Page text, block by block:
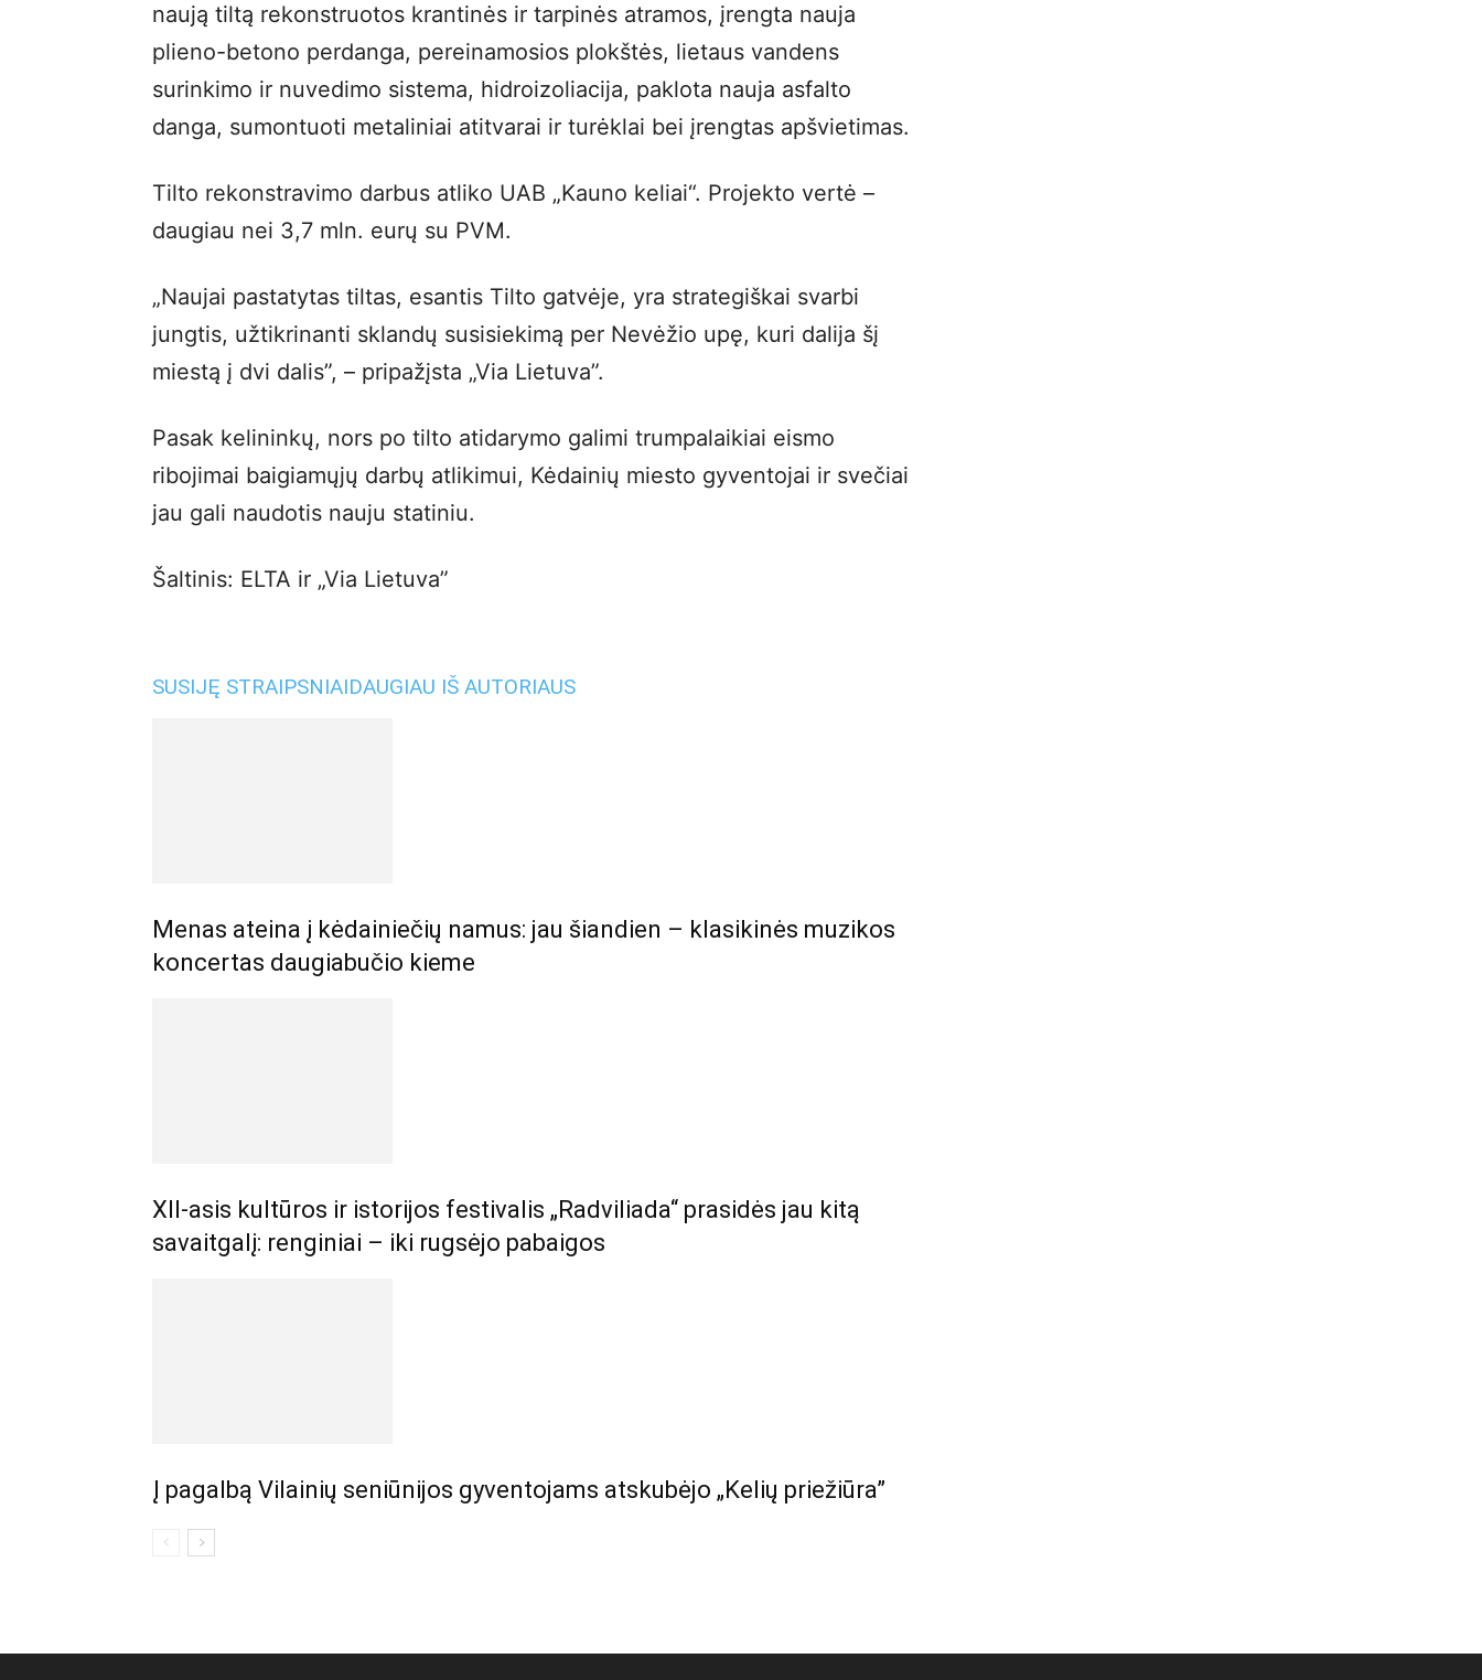
naują tiltą rekonstruotos krantinės ir tarpinės atramos, įrengta nauja
plieno-betono perdanga, pereinamosios plokštės, lietaus vandens
surinkimo ir nuvedimo sistema, hidroizoliacija, paklota nauja asfalto
danga, sumontuoti metaliniai atitvarai ir turėklai bei įrengtas apšvietimas.
Tilto rekonstravimo darbus atliko UAB „Kauno keliai“. Projekto vertė –
daugiau nei 3,7 mln. eurų su PVM.
„Naujai pastatytas tiltas, esantis Tilto gatvėje, yra strategiškai svarbi
jungtis, užtikrinanti sklandų susisiekimą per Nevėžio upę, kuri dalija šį
miestą į dvi dalis”, – pripažįsta „Via Lietuva”.
Pasak kelininkų, nors po tilto atidarymo galimi trumpalaikiai eismo
ribojimai baigiamųjų darbų atlikimui, Kėdainių miesto gyventojai ir svečiai
jau gali naudotis nauju statiniu.
Šaltinis: ELTA ir „Via Lietuva”
SUSIJĘ STRAIPSNIAIDAUGIAU IŠ AUTORIAUS
Menas ateina į kėdainiečių namus: jau šiandien – klasikinės muzikos
koncertas daugiabučio kieme
XII-asis kultūros ir istorijos festivalis „Radviliada“ prasidės jau kitą
savaitgalį: renginiai – iki rugsėjo pabaigos
Į pagalbą Vilainių seniūnijos gyventojams atskubėjo „Kelių priežiūra”